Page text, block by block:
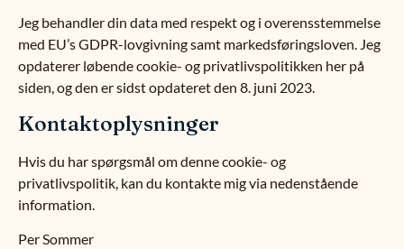
Jeg behandler din data med respekt og i overensstemmelse
med EU’s GDPR-lovgivning samt markedsføringsloven. Jeg
opdaterer løbende cookie- og privatlivspolitikken her på
siden, og den er sidst opdateret den 8. juni 2023.
Kontaktoplysninger
Hvis du har spørgsmål om denne cookie- og
privatlivspolitik, kan du kontakte mig via nedenstående
information.
Per Sommer